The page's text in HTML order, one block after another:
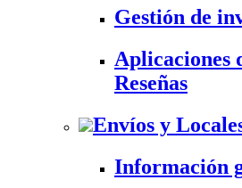
Gestión de
Aplicaciones
Reseñas
Envíos y
Información